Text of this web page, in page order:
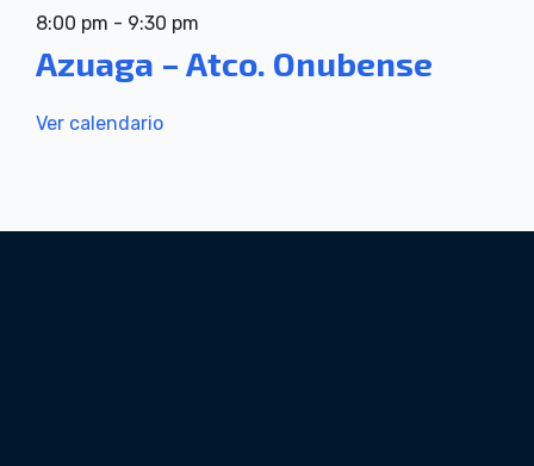
8:00 pm - 9:30 pm
Azuaga – Atco. Onubense
Ver calendario